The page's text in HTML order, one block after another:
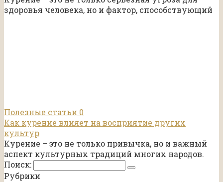
здоровья человека, но и фактор, способствующий
Полезные статьи 0
Как курение влияет на восприятие других
культур
Курение – это не только привычка, но и важный
аспект культурных традиций многих народов.
Поиск:
Рубрики